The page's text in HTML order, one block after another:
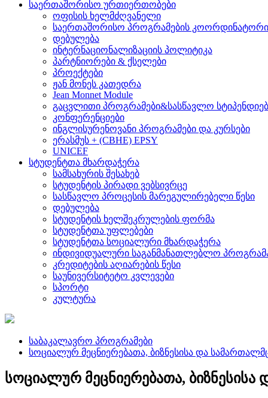
საერთაშორისო ურთიერთობები
ოფისის ხელმძღვანელი
საერთაშორისო პროგრამების კოორდინატორი
დებულება
ინტერნაციონალიზაციის პოლიტიკა
პარტნიორები & ქსელები
პროექტები
ჟან მონეს კათედრა
Jean Monnet Module
გაცვლითი პროგრამები&სასწავლო
კონფერენციები
ინგლისურენოვანი პროგრამები და კურსები
ერასმუს + (CBHE) EPSY
UNICEF
სტუდენტთა მხარდაჭერა
სამსახურის შესახებ
სტუდენტის პირადი ვებსივრცე
სასწავლო პროცესის მარეგულირებელი წესი
დებულება
სტუდენტის ხელშეკრულების ფორმა
სტუდენტთა უფლებები
სტუდენტთა სოციალური მხარდაჭერა
ინდივიდუალური საგანმანათლებლო
კრედიტების აღიარების წესი
საუნივერსიტეტო კვლევები
სპორტი
კულტურა
საბაკალავრო პროგრამები
სოციალურ მეცნიერებათა, ბიზნესისა და
სოციალურ მეცნიერებათა,